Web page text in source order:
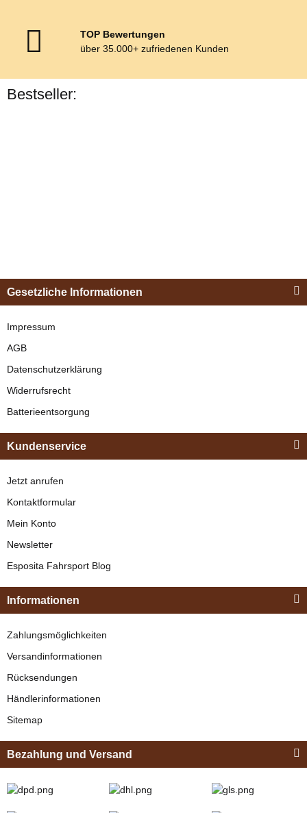
TOP Bewertungen
über 35.000+ zufriedenen Kunden
Bestseller:
"Shettyglück"
"Shettyglück"
Braun
329,00 €*
Gesetzliche Informationen
Impressum
AGB
Datenschutzerklärung
Widerrufsrecht
Batterieentsorgung
Kundenservice
Jetzt anrufen
Kontaktformular
Mein Konto
Newsletter
Esposita Fahrsport Blog
Informationen
Zahlungsmöglichkeiten
Versandinformationen
Rücksendungen
Händlerinformationen
Sitemap
Bezahlung und Versand